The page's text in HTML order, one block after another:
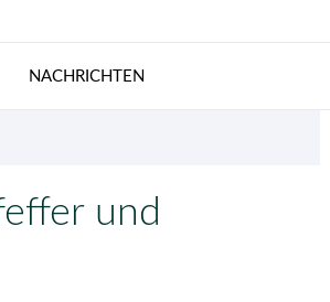
NACHRICHTEN
und